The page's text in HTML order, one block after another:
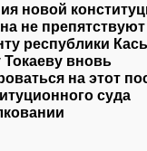
новой
не препятствуют
республики
вновь
на этот
суда